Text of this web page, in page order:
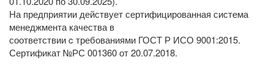
На предприятии действует сертифицированная система
менеджмента качества в
соответствии c требованиями ГОСТ Р ИСО 9001:2015.
Сертификат №РС 001360 от 20.07.2018.